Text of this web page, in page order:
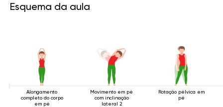
Esquema da aula
Alongamento
completo do corpo
em pé
Movimento em pé
com inclinação
lateral 2
Rotação pélvica em
pé